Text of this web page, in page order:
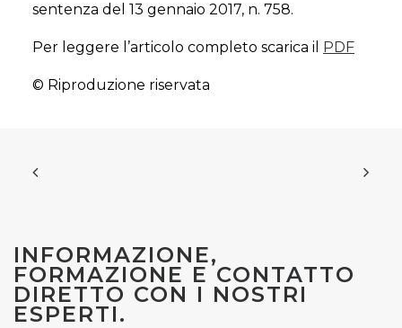
sentenza del 13 gennaio 2017, n. 758.
Per leggere l’articolo completo scarica il PDF
© Riproduzione riservata
INFORMAZIONE,
FORMAZIONE E CONTATTO
DIRETTO CON I NOSTRI
ESPERTI.